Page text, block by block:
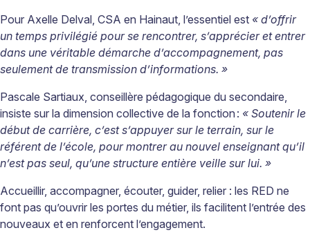
Pour Axelle Delval, CSA en Hainaut, l’essentiel est « d’offrir
un temps privilégié pour se rencontrer, s’apprécier et entrer
dans une véritable démarche d’accompagnement, pas
seulement de transmission d’informations. »
Pascale Sartiaux, conseillère pédagogique du secondaire,
insiste sur la dimension collective de la fonction : « Soutenir le
début de carrière, c’est s’appuyer sur le terrain, sur le
référent de l’école, pour montrer au nouvel enseignant qu’il
n’est pas seul, qu’une structure entière veille sur lui. »
Accueillir, accompagner, écouter, guider, relier : les RED ne
font pas qu’ouvrir les portes du métier, ils facilitent l’entrée des
nouveaux et en renforcent l’engagement.